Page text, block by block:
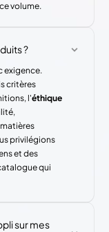
volume.
?
exigence.
critères
l'éthique
privilégions
et des
qui
sur mes